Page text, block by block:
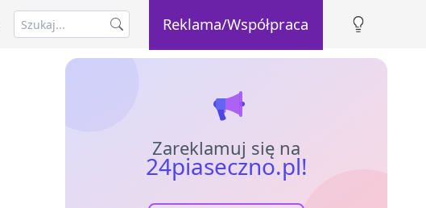
Reklama/Współpraca
Zareklamuj się na
24piaseczno.pl!